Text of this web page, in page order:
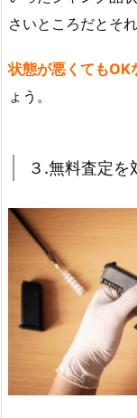
さいところだとそ
状態が悪くてもOK
ょう。
３.無料査定